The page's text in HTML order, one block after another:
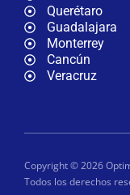
Querétaro
Guadalajara
Monterrey
Cancún
Veracruz
Copyright © 2026
Todos los derechos